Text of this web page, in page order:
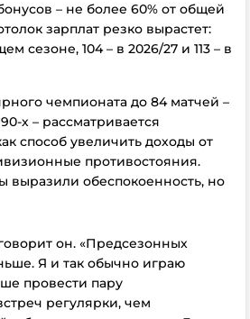
– не более 60% от общей
зарплат резко вырастет:
сезоне, 104 – в 2026/27 и 113 – в
чемпионата до 84 матчей –
х – рассматривается
способ увеличить доходы от
противостояния.
выразили обеспокоенность, но
он. «Предсезонных
Я и так обычно играю
провести пару
регулярки, чем